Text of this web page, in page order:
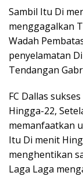
Sambil Itu Di
menggagalkan
Wadah
penyelamatan
Tendangan
FC Dallas
Hingga-22,
memanfaatkan
Itu Di menit
menghentikan
Laga Laga